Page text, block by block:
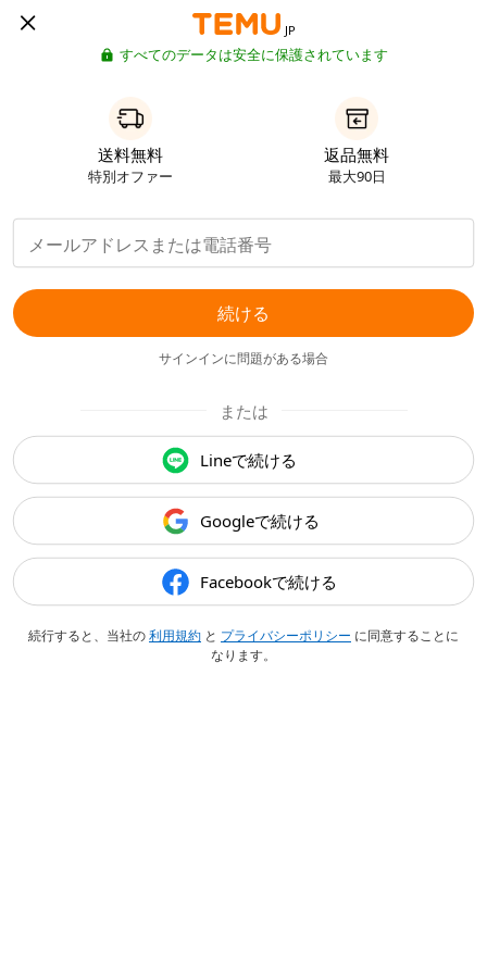
JP
すべてのデータは安全に保護されています
送料無料
特別オファー
返品無料
最大90日
続ける
サインインに問題がある場合
または
Lineで続ける
Googleで続ける
Facebookで続ける
続行すると、当社の利用規約 と プライバシーポリシー に同意することに
なります。